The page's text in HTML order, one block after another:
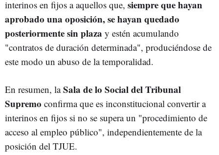
interinos en fijos a aquellos que, siempre que hayan
aprobado una oposición, se hayan quedado
posteriormente sin plaza y estén acumulando
"contratos de duración determinada", produciéndose de
este modo un abuso de la temporalidad.
En resumen, laSala de lo Social del Tribunal
Supremo confirma que es inconstitucional convertir a
interinos en fijos si no se supera un "procedimiento de
acceso al empleo público", independientemente de la
posición del TJUE.